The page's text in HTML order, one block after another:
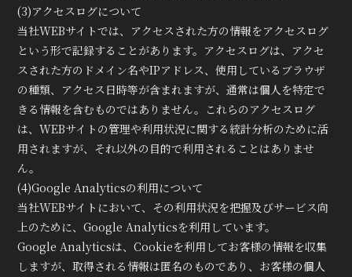
(3)アクセスログについて
当社WEBサイトでは、アクセスされた方の情報をアクセスログ
という形で記録することがあります。アクセスログは、アクセ
スされた方のドメイン名やIPアドレス、使用しているブラウザ
の種類、アクセス日時等が含まれますが、通常は個人を特定で
きる情報を含むものではありません。これらのアクセスログ
は、WEBサイトの管理や利用状況に関する統計分析のために活
用されますが、それ以外の目的で利用されることはありませ
ん。
(4)Google Analyticsの利用について
当社WEBサイトにおいて、その利用状況を把握及びサービス向
上のために、Google Analyticsを利用しています。
Google Analyticsは、Cookieを利用してお客様の情報を収集
しますが、取得される情報は匿名のものであり、お客様の個人